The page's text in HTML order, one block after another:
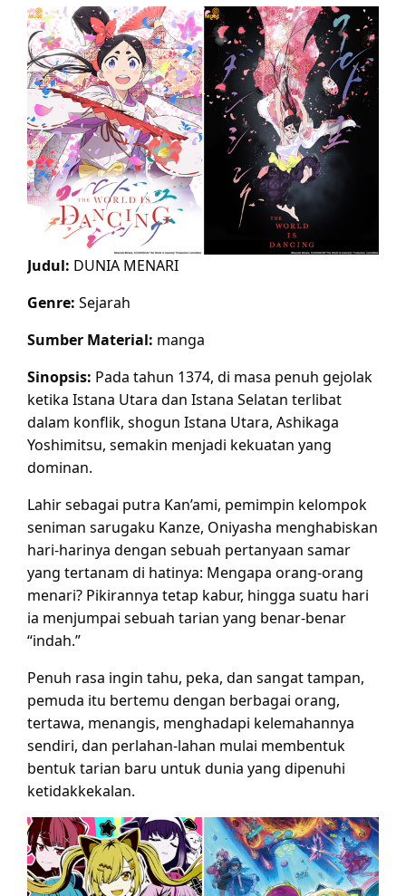
Judul: DUNIA MENARI
Genre: Sejarah
Sumber Material: manga
Sinopsis: Pada tahun 1374, di masa penuh gejolak
ketika Istana Utara dan Istana Selatan terlibat
dalam konflik, shogun Istana Utara, Ashikaga
Yoshimitsu, semakin menjadi kekuatan yang
dominan.
Lahir sebagai putra Kan’ami, pemimpin kelompok
seniman sarugaku Kanze, Oniyasha menghabiskan
hari-harinya dengan sebuah pertanyaan samar
yang tertanam di hatinya: Mengapa orang-orang
menari? Pikirannya tetap kabur, hingga suatu hari
ia menjumpai sebuah tarian yang benar-benar
“indah.”
Penuh rasa ingin tahu, peka, dan sangat tampan,
pemuda itu bertemu dengan berbagai orang,
tertawa, menangis, menghadapi kelemahannya
sendiri, dan perlahan-lahan mulai membentuk
bentuk tarian baru untuk dunia yang dipenuhi
ketidakkekalan.